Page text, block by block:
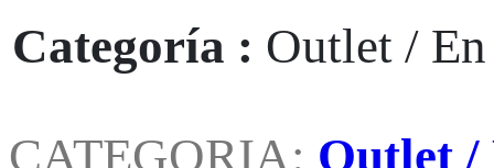
Categoría : Outlet /
CATEGORIA: Outlet /